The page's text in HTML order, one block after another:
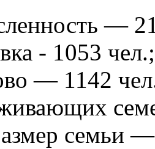
—
- 1053 чел.;
— 1142
семьи